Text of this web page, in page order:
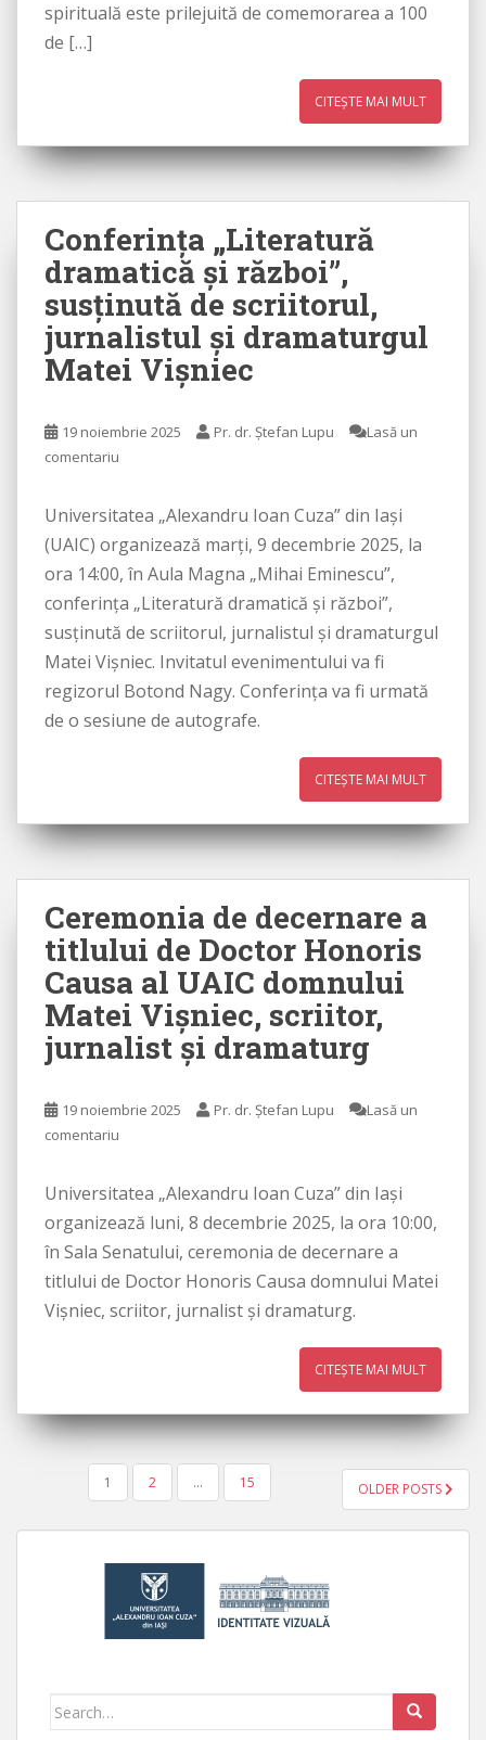
spirituală este prilejuită de comemorarea a 100
de […]
CITEȘTE MAI MULT
Conferința „Literatură
dramatică și război”,
susținută de scriitorul,
jurnalistul și dramaturgul
Matei Vișniec
19 noiembrie 2025 Pr. dr. Ștefan Lupu
Lasă un
comentariu
Universitatea „Alexandru Ioan Cuza” din Iași
(UAIC) organizează marți, 9 decembrie 2025, la
ora 14:00, în Aula Magna „Mihai Eminescu”,
conferința „Literatură dramatică și război”,
susținută de scriitorul, jurnalistul și dramaturgul
Matei Vișniec. Invitatul evenimentului va fi
regizorul Botond Nagy. Conferința va fi urmată
de o sesiune de autografe.
CITEȘTE MAI MULT
Ceremonia de decernare a
titlului de Doctor Honoris
Causa al UAIC domnului
Matei Vișniec, scriitor,
jurnalist și dramaturg
19 noiembrie 2025 Pr. dr. Ștefan Lupu
Lasă un
comentariu
Universitatea „Alexandru Ioan Cuza” din Iași
organizează luni, 8 decembrie 2025, la ora 10:00,
în Sala Senatului, ceremonia de decernare a
titlului de Doctor Honoris Causa domnului Matei
Vișniec, scriitor, jurnalist și dramaturg.
CITEȘTE MAI MULT
PAGINAȚIE ARTICOLE
1 2 … 15 OLDER POSTS
Search for: